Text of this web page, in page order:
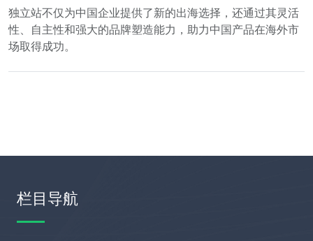
独立站不仅为中国企业提供了新的出海选择，还通过其灵活
性、自主性和强大的品牌塑造能力，助力中国产品在海外市
场取得成功。
栏目导航